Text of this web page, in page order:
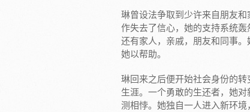
琳曾设法争取到少许来自朋友
作失去了信心，她的支持系统
还有家人，亲戚，朋友和同事
她以帮助。
琳回来之后便开始社会身份的
生涯。一个勇敢的生还者，她
测相悖。她独自一人进入新环境